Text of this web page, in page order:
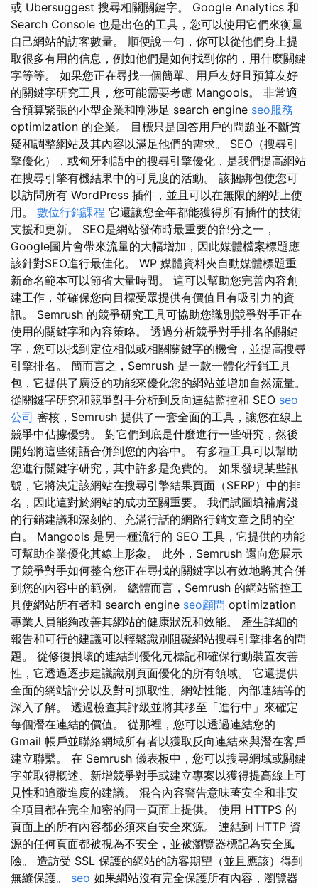
或 Ubersuggest 搜尋相關關鍵字。 Google Analytics 和
Search Console 也是出色的工具，您可以使用它們來衡量
自己網站的訪客數量。 順便說一句，你可以從他們身上提
取很多有用的信息，例如他們是如何找到你的，用什麼關鍵
字等等。 如果您正在尋找一個簡單、用戶友好且預算友好
的關鍵字研究工具，您可能需要考慮 Mangools。 非常適
合預算緊張的小型企業和剛涉足 search engine seo服務
optimization 的企業。 目標只是回答用戶的問題並不斷質
疑和調整網站及其內容以滿足他們的需求。 SEO（搜尋引
擎優化），或匈牙利語中的搜尋引擎優化，是我們提高網站
在搜尋引擎有機結果中的可見度的活動。 該捆綁包使您可
以訪問所有 WordPress 插件，並且可以在無限的網站上使
用。 數位行銷課程 它還讓您全年都能獲得所有插件的技術
支援和更新。 SEO是網站發佈時最重要的部分之一，
Google圖片會帶來流量的大幅增加，因此媒體檔案標題應
該針對SEO進行最佳化。 WP 媒體資料夾自動媒體標題重
新命名範本可以節省大量時間。 這可以幫助您完善內容創
建工作，並確保您向目標受眾提供有價值且有吸引力的資
訊。 Semrush 的競爭研究工具可協助您識別競爭對手正在
使用的關鍵字和內容策略。 透過分析競爭對手排名的關鍵
字，您可以找到定位相似或相關關鍵字的機會，並提高搜尋
引擎排名。 簡而言之，Semrush 是一款一體化行銷工具
包，它提供了廣泛的功能來優化您的網站並增加自然流量。
從關鍵字研究和競爭對手分析到反向連結監控和 SEO seo
公司 審核，Semrush 提供了一套全面的工具，讓您在線上
競爭中佔據優勢。 對它們到底是什麼進行一些研究，然後
開始將這些術語合併到您的內容中。 有多種工具可以幫助
您進行關鍵字研究，其中許多是免費的。 如果發現某些訊
號，它將決定該網站在搜尋引擎結果頁面（SERP）中的排
名，因此這對於網站的成功至關重要。 我們試圖填補膚淺
的行銷建議和深刻的、充滿行話的網路行銷文章之間的空
白。 Mangools 是另一種流行的 SEO 工具，它提供的功能
可幫助企業優化其線上形象。 此外，Semrush 還向您展示
了競爭對手如何整合您正在尋找的關鍵字以有效地將其合併
到您的內容中的範例。 總體而言，Semrush 的網站監控工
具使網站所有者和 search engine seo顧問 optimization
專業人員能夠改善其網站的健康狀況和效能。 產生詳細的
報告和可行的建議可以輕鬆識別阻礙網站搜尋引擎排名的問
題。 從修復損壞的連結到優化元標記和確保行動裝置友善
性，它透過逐步建議識別頁面優化的所有領域。 它還提供
全面的網站評分以及對可抓取性、網站性能、內部連結等的
深入了解。 透過檢查其評級並將其移至「進行中」來確定
每個潛在連結的價值。 從那裡，您可以透過連結您的
Gmail 帳戶並聯絡網域所有者以獲取反向連結來與潛在客戶
建立聯繫。 在 Semrush 儀表板中，您可以搜尋網域或關鍵
字並取得概述、新增競爭對手或建立專案以獲得提高線上可
見性和追蹤進度的建議。 混合內容警告意味著安全和非安
全項目都在完全加密的同一頁面上提供。 使用 HTTPS 的
頁面上的所有內容都必須來自安全來源。 連結到 HTTP 資
源的任何頁面都被視為不安全，並被瀏覽器標記為安全風
險。 造訪受 SSL 保護的網站的訪客期望（並且應該）得到
無縫保護。 seo 如果網站沒有完全保護所有內容，瀏覽器